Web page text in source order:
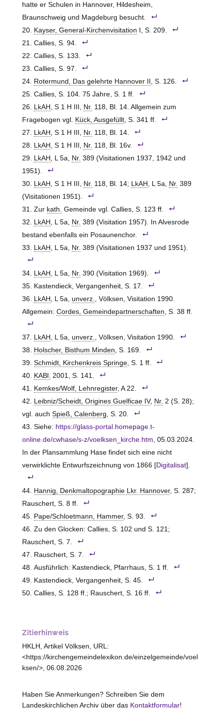
hatte er Schulen in Hannover, Hildesheim,
Braunschweig und Magdeburg besucht.
Kayser, General-Kirchenvisitation I, S. 209.
Callies, S. 94.
Callies, S. 133.
Callies, S. 97.
Rotermund, Das gelehrte Hannover II , S. 126.
Callies, S. 104. 75 Jahre, S. 1 ff.
LkAH , S 1 H III, Nr. 118, Bl. 14. Allgemein zum
Fragebogen vgl. Kück, Ausgefüllt, S. 341 ff.
LkAH , S 1 H III, Nr. 118, Bl. 14.
LkAH , S 1 H III, Nr. 118, Bl. 16v.
LkAH , L 5a, Nr. 389 (Visitationen 1937, 1942 und
1951).
LkAH , S 1 H III, Nr. 118, Bl. 14; LkAH , L 5a, Nr. 389
(Visitationen 1951).
Zur kath. Gemeinde vgl. Callies, S. 123 ff.
LkAH , L 5a, Nr. 389 (Visitation 1957). In Alvesrode
bestand ebenfalls ein Posaunenchor.
LkAH , L 5a, Nr. 389 (Visitationen 1937 und 1951).
LkAH , L 5a, Nr. 390 (Visitation 1969).
Kastendieck, Vergangenheit, S. 17.
LkAH , L 5a, unverz.
, Völksen, Visitation 1990.
Allgemein: Cordes, Gemeindepartnerschaften , S. 38 ff.
LkAH , L 5a, unverz.
, Völksen, Visitation 1990.
Holscher, Bisthum Minden , S. 169.
Schmidt, Kirchenkreis Springe, S. 1 ff.
KABl. 2001, S. 141.
Kemkes/Wolf, Lehnregister, A 22.
Leibniz/Scheidt, Origines Guelficae IV, Nr. 2 (S. 28);
vgl. auch Spieß, Calenberg , S. 20.
Siehe: https://glass-portal.homepage.t-
online.de/cwhase/s-z/voelksen_kirche.htm , 05.03.2024.
In der Plansammlung Hase findet sich eine nicht
verwirklichte Entwurfszeichnung von 1866 [Digitalisat].
Hannig, Denkmaltopographie Lkr. Hannover, S. 287;
Rauschert, S. 8 ff.
Pape/Schloetmann, Hammer, S. 93.
Zu den Glocken: Callies, S. 102 und S. 121;
Rauschert, S. 7.
Rauschert, S. 7.
Ausführlich: Kastendieck, Pfarrhaus, S. 1 ff.
Kastendieck, Vergangenheit, S. 45.
Callies, S. 128 ff.; Rauschert, S. 16 ff.
Zitierhinweis
HKLH, Artikel Völksen, URL:
<https://kirchengemeindelexikon.de/einzelgemeinde/voel
ksen/>, 06.08.2026
Haben Sie Anmerkungen? Schreiben Sie dem
Landeskirchlichen Archiv über das Kontaktformular!